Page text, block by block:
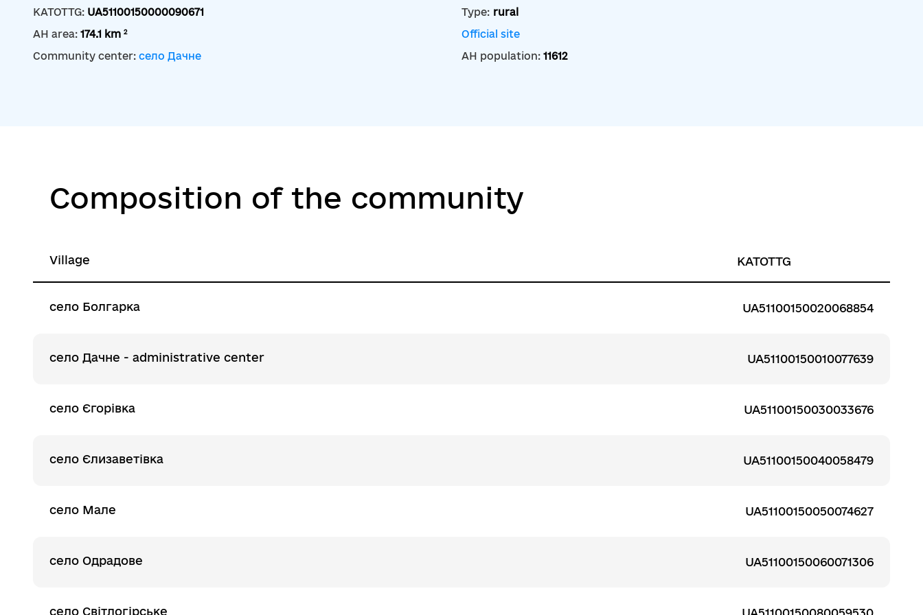
KATOTTG: UA51100150000090671 Type: rural
AH area: 174.1 km 2
Official site
Community center: село Дачне AH population: 11612
Composition of the community
Village KATOTTG
село Болгарка UA51100150020068854
село Дачне - administrative center UA51100150010077639
село Єгорівка UA51100150030033676
село Єлизаветівка UA51100150040058479
село Мале UA51100150050074627
село Одрадове UA51100150060071306
село Світлогірське